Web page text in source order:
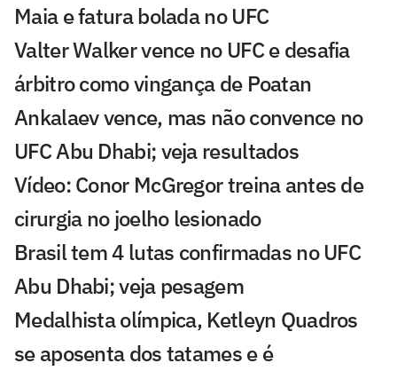
Maia e fatura bolada no UFC
Valter Walker vence no UFC e desafia
árbitro como vingança de Poatan
Ankalaev vence, mas não convence no
UFC Abu Dhabi; veja resultados
Vídeo: Conor McGregor treina antes de
cirurgia no joelho lesionado
Brasil tem 4 lutas confirmadas no UFC
Abu Dhabi; veja pesagem
Medalhista olímpica, Ketleyn Quadros
se aposenta dos tatames e é